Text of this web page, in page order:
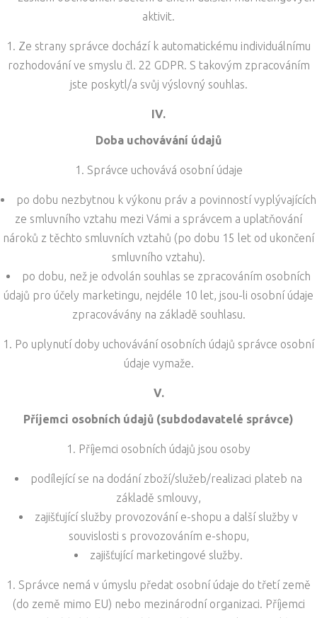
aktivit.
Ze strany správce dochází k automatickému individuálnímu
rozhodování ve smyslu čl. 22 GDPR. S takovým zpracováním
jste poskytl/a svůj výslovný souhlas.
IV.
Doba uchovávání údajů
Správce uchovává osobní údaje
po dobu nezbytnou k výkonu práv a povinností vyplývajících
ze smluvního vztahu mezi Vámi a správcem a uplatňování
nároků z těchto smluvních vztahů (po dobu 15 let od ukončení
smluvního vztahu).
po dobu, než je odvolán souhlas se zpracováním osobních
údajů pro účely marketingu, nejdéle 10 let, jsou-li osobní údaje
zpracovávány na základě souhlasu.
Po uplynutí doby uchovávání osobních údajů správce osobní
údaje vymaže.
V.
Příjemci osobních údajů (subdodavatelé správce)
Příjemci osobních údajů jsou osoby
podílející se na dodání zboží/služeb/realizaci plateb na
základě smlouvy,
zajišťující služby provozování e-shopu a další služby v
souvislosti s provozováním e-shopu,
zajišťující marketingové služby.
Správce nemá v úmyslu předat osobní údaje do třetí země
(do země mimo EU) nebo mezinárodní organizaci. Příjemci